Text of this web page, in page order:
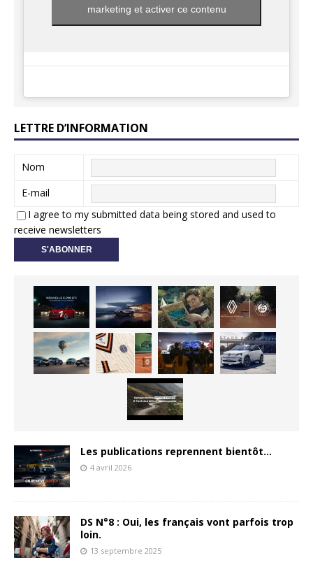
marketing et activer ce contenu
LETTRE D’INFORMATION
Nom
E-mail
I agree to my submitted data being stored and used to
receive newsletters
Les publications reprennent bientôt…
4 avril 2026
DS N°8 : Oui, les français vont parfois trop
loin.
13 septembre 2025